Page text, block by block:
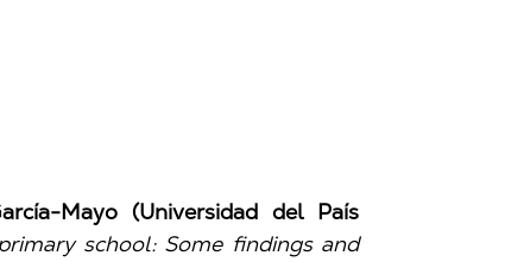
Mayo (Universidad del País
school: Some findings and